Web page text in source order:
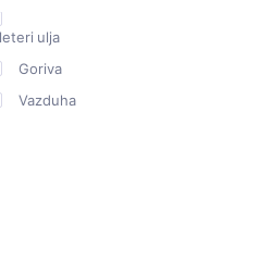
ulja
Goriva
Vazduha